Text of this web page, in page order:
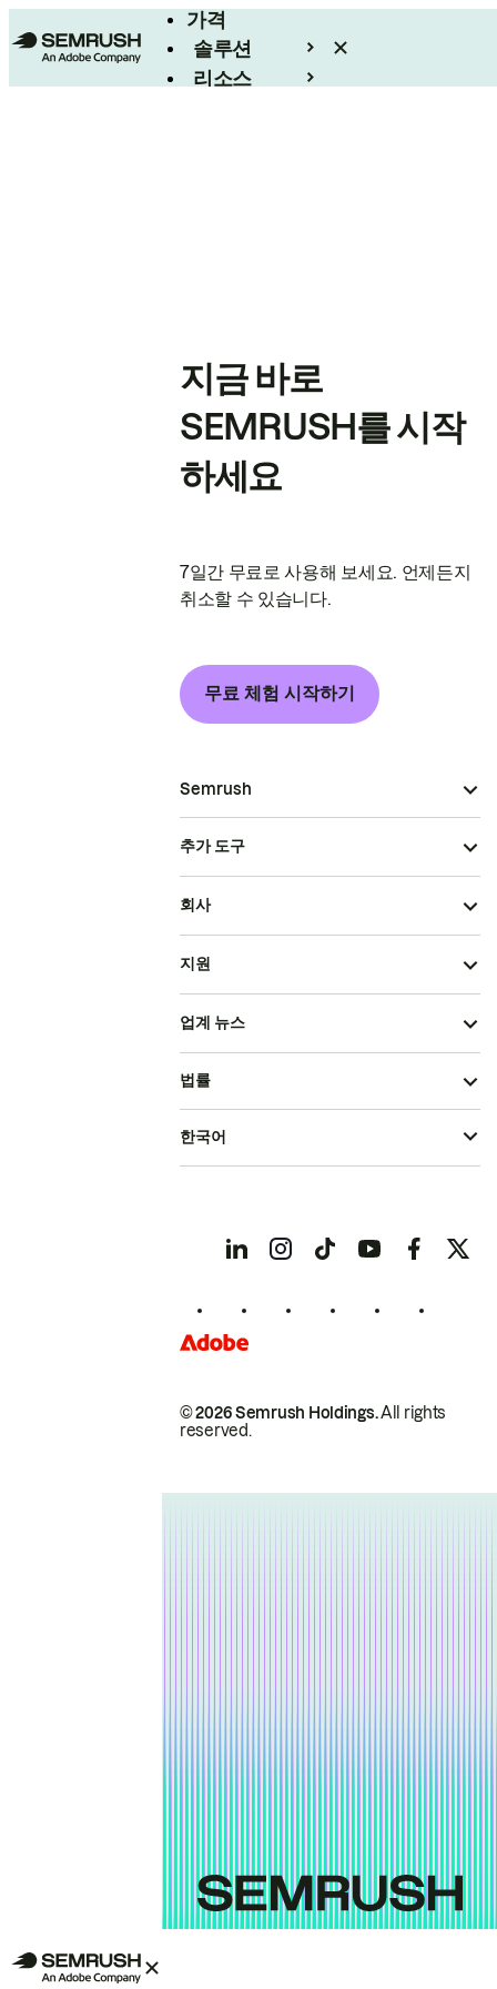
가격
솔루션
리소스
지금 바로
SEMRUSH를 시작
하세요
7일간 무료로 사용해 보세요. 언제든지
취소할 수 있습니다.
무료 체험 시작하기
Semrush
추가 도구
회사
지원
업계 뉴스
© 2026 Semrush Holdings.All rights
reserved.
법률
한국어